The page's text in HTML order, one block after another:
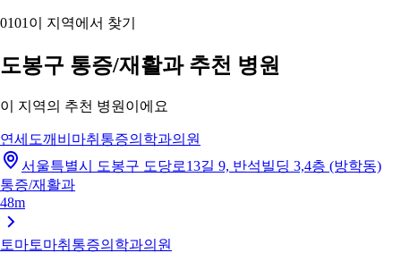
0101 이 지역에서 찾기
도봉구 통증/재활과 추천 병원
이 지역의 추천 병원이에요
연세도깨비마취통증의학과의원
서울특별시 도봉구 도당로13길 9, 반석빌딩 3,4층 (방학동)
통증/재활과
48m
토마토마취통증의학과의원